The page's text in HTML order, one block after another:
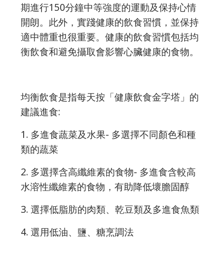
期進行150分鐘中等強度的運動及保持心情
開朗。此外，實踐健康的飲食習慣，並保持
適中體重也很重要。健康的飲食習慣包括均
衡飲食和避免攝取會影響心臟健康的食物。
均衡飲食是指每天按「健康飲食金字塔」的
建議進食:
1. 多進食蔬菜及水果- 多選擇不同顏色和種
類的蔬菜
2. 多選擇含高纖維素的食物- 多進食含較高
水溶性纖維素的食物，有助降低壞膽固醇
3. 選擇低脂肪的肉類、乾豆類及多進食魚類
4. 選用低油、鹽、糖烹調法